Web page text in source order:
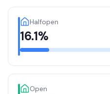
Halfopen
16.1%
Open